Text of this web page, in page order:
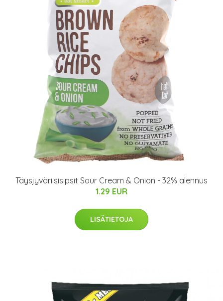
Täysjyväriisisipsit Sour Cream & Onion - 32% alennus
1.29 EUR
LISÄTIETOJA